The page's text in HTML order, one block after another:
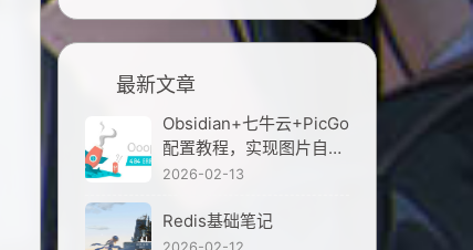
最新文章
Obsidian+七牛云+PicGo
配置教程，实现图片自动
上传，分享笔记不再丢图
2026-02-13
Redis基础笔记